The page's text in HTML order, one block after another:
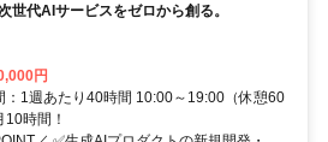
世代AIサービスをゼロから創る。
円
：1週あたり40時間 10:00～19:00（休憩60
時間！